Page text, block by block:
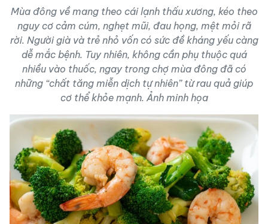
Mùa đông về mang theo cái lạnh thấu xương, kéo theo
nguy cơ cảm cúm, nghẹt mũi, đau họng, mệt mỏi rã
rời. Người già và trẻ nhỏ vốn có sức đề kháng yếu càng
dễ mắc bệnh. Tuy nhiên, không cần phụ thuộc quá
nhiều vào thuốc, ngay trong chợ mùa đông đã có
những “chất tăng miễn dịch tự nhiên” từ rau quả giúp
cơ thể khỏe mạnh. Ảnh minh họa